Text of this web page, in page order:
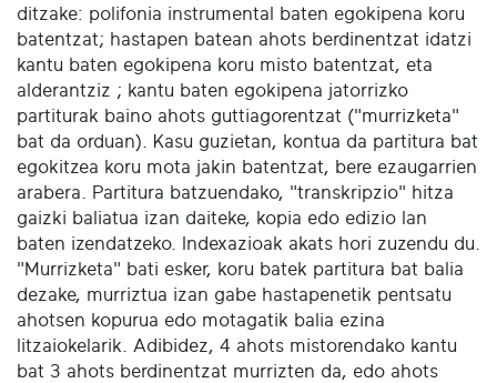
ditzake: polifonia instrumental baten egokipena koru
batentzat; hastapen batean ahots berdinentzat idatzi
kantu baten egokipena koru misto batentzat, eta
alderantziz ; kantu baten egokipena jatorrizko
partiturak baino ahots guttiagorentzat ("murrizketa"
bat da orduan). Kasu guzietan, kontua da partitura bat
egokitzea koru mota jakin batentzat, bere ezaugarrien
arabera. Partitura batzuendako, "transkripzio" hitza
gaizki baliatua izan daiteke, kopia edo edizio lan
baten izendatzeko. Indexazioak akats hori zuzendu du.
"Murrizketa" bati esker, koru batek partitura bat balia
dezake, murriztua izan gabe hastapenetik pentsatu
ahotsen kopurua edo motagatik balia ezina
litzaiokelarik. Adibidez, 4 ahots mistorendako kantu
bat 3 ahots berdinentzat murrizten da, edo ahots